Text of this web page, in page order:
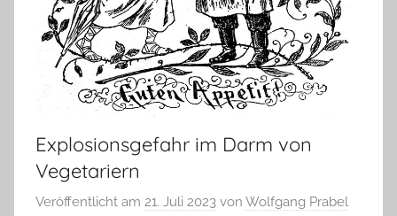
Explosionsgefahr im Darm von
Vegetariern
Veröffentlicht am 21. Juli 2023 von Wolfgang Prabel